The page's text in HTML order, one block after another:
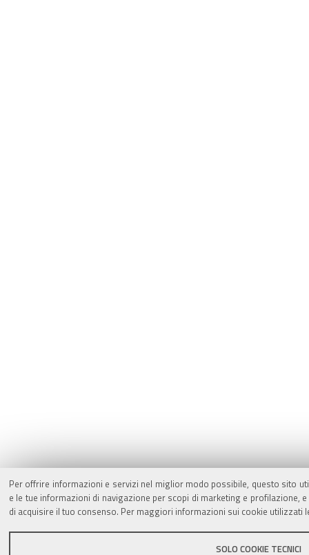
Per offrire informazioni e servizi nel miglior modo possibile, questo sito
e le tue informazioni di navigazione per scopi di marketing e
di acquisire il tuo consenso. Per maggiori informazioni sui cookie utilizzati
SOLO COOKIE TECNICI